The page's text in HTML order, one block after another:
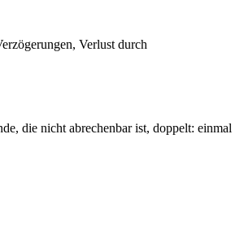
Verlust durch
die nicht abrechenbar ist, doppelt: einmal